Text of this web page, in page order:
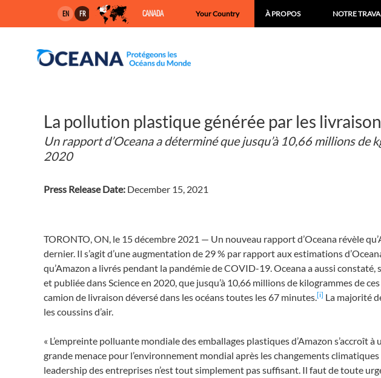
EN FR CANADA Your Country À PROPOS NOTRE
La pollution plastique générée par les
Un rapport d’Oceana a déterminé que jusqu’à 10,66 millions de
2020
Press Release Date: December 15, 2021
TORONTO, ON, le 15 décembre 2021 — Un nouveau rapport d’Oceana révèle
dernier. Il s’agit d’une augmentation de 29 % par rapport aux estimations
qu’Amazon a livrés pendant la pandémie de COVID-19. Oceana a aussi
et publiée dans Science en 2020, que jusqu’à 10,66 millions de kilogrammes de
camion de livraison déversé dans les océans toutes les 67 minutes.[i] La majorité
les coussins d’air.
« L’empreinte polluante mondiale des emballages plastiques d’Amazon
grande menace pour l’environnement mondial après les changements
leadership des entreprises n’est tout simplement pas suffisant. Il faut de toute